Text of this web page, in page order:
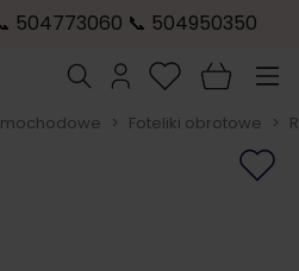
504773060 📞 504950350
Szukaj
> Foteliki obrotowe >